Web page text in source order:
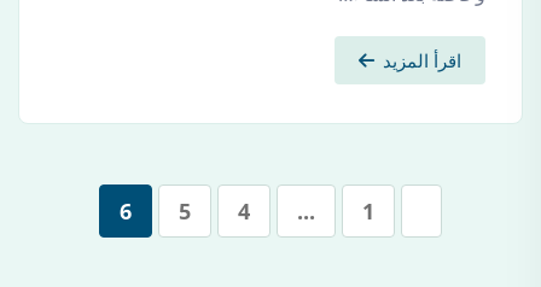
اقرأ المزيد
1
...
4
5
6